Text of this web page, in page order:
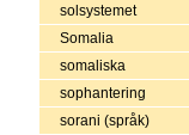
solsystemet
Somalia
somaliska
sophantering
sorani (språk)